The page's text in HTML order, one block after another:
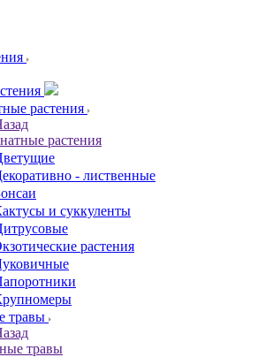
растения
растения
- лиственные
и суккуленты
растения
травы
травы